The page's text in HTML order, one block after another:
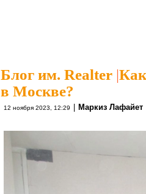
Блог им. Realter |
в Москве?
12 ноября 2023, 12:29 Маркиз Лафайет